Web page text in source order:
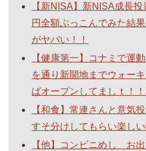
【新NISA】新NISA成長
円全額ぶっこんでみた結
がヤバい！！
【健康第一】コナミで運
を通り新開地までウォー
ばオープンしてましｔ！
【和食】常連さんと意気
すそ分けしてもらい楽し
【他】コンビニめし お